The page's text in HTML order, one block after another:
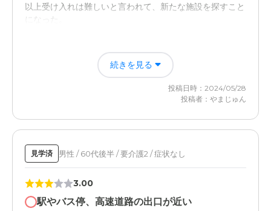
以上受け入れは難しいと言われて、新たな施設を探すこと
になった。
日常生活のサポート体制は万全で、安心して任せられる。
但し、施設外への外出は家族同伴者がいる場合のみで、本
人の意思で自由行動はできない。本人はこの点にストレス
ニチイケアセンター熊本飽田東の評価
未だ面会は予約制なところ、日曜日の外出ができないとこ
ろなどは、やや不満に感じるが、職員のサポート体制には
職員・スタッフ・他入居者の雰囲気について
続きを見る
投稿日時：2024/05/28
投稿者：やまじゅん
見学済 男性 / 60代後半 / 要介護2 / 症状なし
3.00
駅やバス停、高速道路の出口が近い